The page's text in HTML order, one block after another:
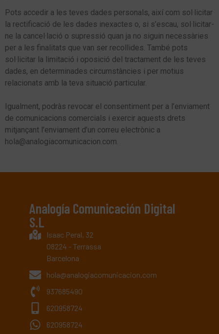
Pots accedir a les teves dades personals, així com sol·licitar
la rectificació de les dades inexactes o, si s’escau, sol·licitar-
ne la cancel·lació o supressió quan ja no siguin necessàries
per a les finalitats que van ser recollides. També pots
sol·licitar la limitació i oposició del tractament de les teves
dades, en determinades circumstàncies i per motius
relacionats amb la teva situació particular.
Igualment, podràs revocar el consentiment per a l’enviament
de comunicacions comercials i exercir aquests drets
mitjançant l’enviament d’un correu electrònic a
hola@analogiacomunicacion.com.
Analogía Comunicación Digital
S.L
Isaac Peral, 32
08224 - Terrassa
Barcelona
hola@analogiacomunicacion.com
937685490
620958724
620958724